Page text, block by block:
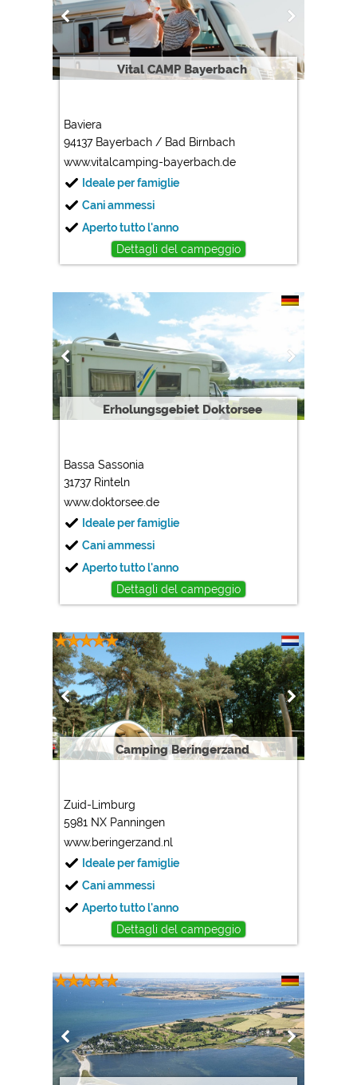
Vital CAMP Bayerbach
Baviera
94137 Bayerbach / Bad Birnbach
www.vitalcamping-bayerbach.de
Ideale per famiglie
Cani ammessi
Aperto tutto l'anno
Dettagli del campeggio
Erholungsgebiet Doktorsee
Bassa Sassonia
31737 Rinteln
www.doktorsee.de
Ideale per famiglie
Cani ammessi
Aperto tutto l'anno
Dettagli del campeggio
Camping Beringerzand
Zuid-Limburg
5981 NX Panningen
www.beringerzand.nl
Ideale per famiglie
Cani ammessi
Aperto tutto l'anno
Dettagli del campeggio
Google Analytics
https://policies.google.com/privacy
https://policies.google.com/privacy
Google AdSense
https://policies.google.com/privacy
https://policies.google.com/privacy
Le impostazioni dei cookie possono essere modificate